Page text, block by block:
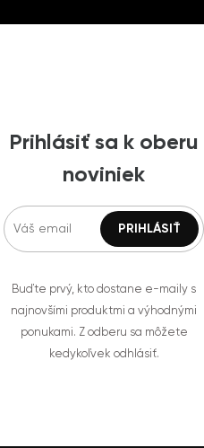
Prihlásiť sa k oberu
noviniek
Buďte prvý, kto dostane e-maily s
najnovšími produktmi a výhodnými
ponukami. Z odberu sa môžete
kedykoľvek odhlásiť.